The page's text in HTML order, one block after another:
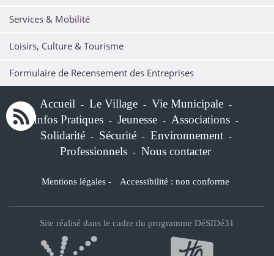
Services & Mobilité
Loisirs, Culture & Tourisme
Formulaire de Recensement des Entreprises
Accueil - Le Village - Vie Municipale -
Infos Pratiques - Jeunesse - Associations -
Solidarité - Sécurité - Environnement -
Professionnels - Nous contacter
Mentions légales - Accessibilité : non conforme
Site réalisé dans le cadre du programme DéSIDé31